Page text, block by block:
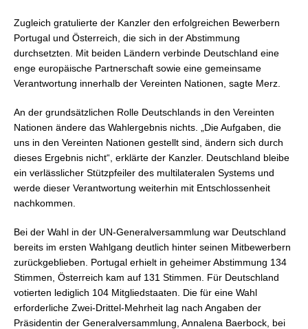
Zugleich gratulierte der Kanzler den erfolgreichen Bewerbern
Portugal und Österreich, die sich in der Abstimmung
durchsetzten. Mit beiden Ländern verbinde Deutschland eine
enge europäische Partnerschaft sowie eine gemeinsame
Verantwortung innerhalb der Vereinten Nationen, sagte Merz.
An der grundsätzlichen Rolle Deutschlands in den Vereinten
Nationen ändere das Wahlergebnis nichts. „Die Aufgaben, die
uns in den Vereinten Nationen gestellt sind, ändern sich durch
dieses Ergebnis nicht“, erklärte der Kanzler. Deutschland bleibe
ein verlässlicher Stützpfeiler des multilateralen Systems und
werde dieser Verantwortung weiterhin mit Entschlossenheit
nachkommen.
Bei der Wahl in der UN-Generalversammlung war Deutschland
bereits im ersten Wahlgang deutlich hinter seinen Mitbewerbern
zurückgeblieben. Portugal erhielt in geheimer Abstimmung 134
Stimmen, Österreich kam auf 131 Stimmen. Für Deutschland
votierten lediglich 104 Mitgliedstaaten. Die für eine Wahl
erforderliche Zwei-Drittel-Mehrheit lag nach Angaben der
Präsidentin der Generalversammlung, Annalena Baerbock, bei